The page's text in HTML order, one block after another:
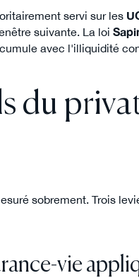
servi sur les
suivante. La loi
avec l'illiquidité
du
sobrement. Trois
vie